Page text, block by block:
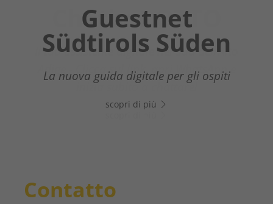
Chatbot OTTO
Il tuo assistente digitale nel Sud dell’Alto
Adige - Clicca sul link, apri WhatsApp e
inizia subito a chattare!
Guestnet
Südtirols Süden
La nuova guida digitale per gli ospiti
scopri di più
Contatto